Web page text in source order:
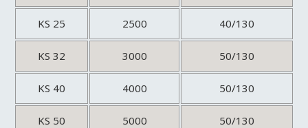
KS 25 2500 40/130
KS 32 3000 50/130
KS 40 4000 50/130
KS 50 5000 50/130